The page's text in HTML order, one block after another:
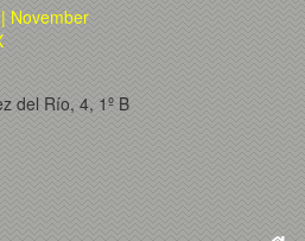
November
del Río, 4, 1º B